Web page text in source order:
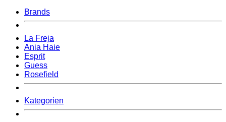
Brands
La Freja
Ania Haie
Esprit
Guess
Rosefield
Kategorien